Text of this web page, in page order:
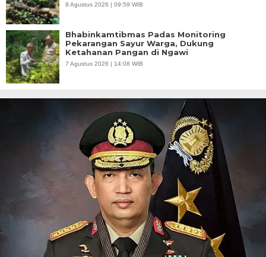
8 Agustus 2026 | 09:59 WIB
Bhabinkamtibmas Padas Monitoring
Pekarangan Sayur Warga, Dukung
Ketahanan Pangan di Ngawi
7 Agustus 2026 | 14:08 WIB